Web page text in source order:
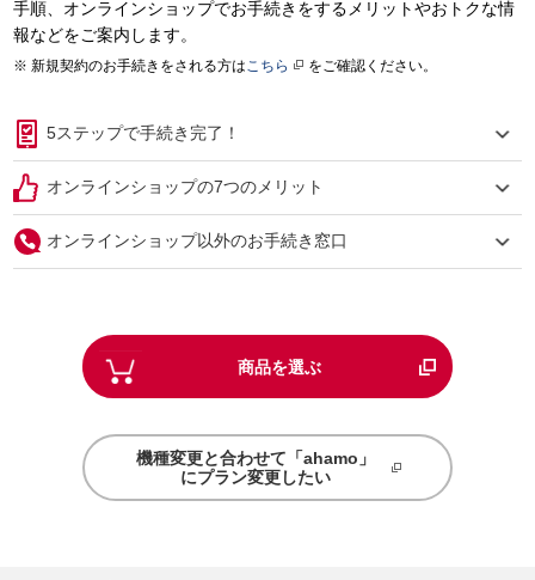
5ステップで手続き完了！
オンラインショップの7つのメリット
オンラインショップ以外のお手続き窓口
商品を選ぶ
機種変更と合わせて「ahamo」
にプラン変更したい
手順、オンラインショップでお手続きをするメリットやおトクな情
報などをご案内します。
新規契約のお手続きをされる方はこちら をご確認ください。